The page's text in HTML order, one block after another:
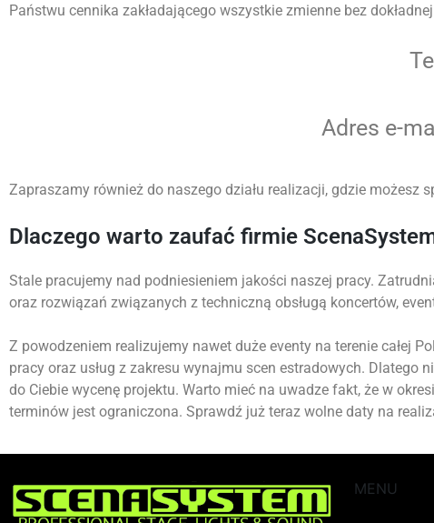
Państwu cennika zakładającego wszystkie zmienne bez
Adres e-
Zapraszamy również do naszego działu realizacji, gdzie
Dlaczego warto zaufać firmie
Stale pracujemy nad podniesieniem jakości naszej pracy.
oraz rozwiązań związanych z techniczną obsługą koncertów,
Z powodzeniem realizujemy nawet duże eventy na terenie całej
pracy oraz usług z zakresu wynajmu scen estradowych.
do Ciebie wycenę projektu. Warto mieć na uwadze fakt, że w
terminów jest ograniczona. Sprawdź już teraz wolne daty na
MENU